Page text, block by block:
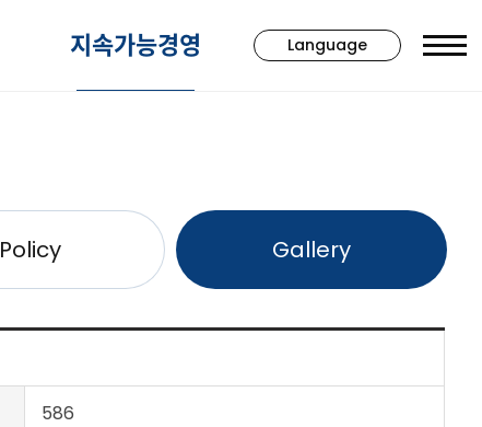
지속가능경영 Language
Policy Gallery
586